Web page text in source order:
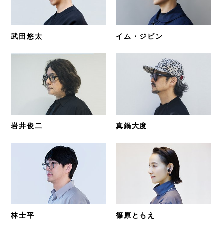
武田悠太 イム・ジビン
岩井俊二 真鍋大度
林士平 篠原ともえ